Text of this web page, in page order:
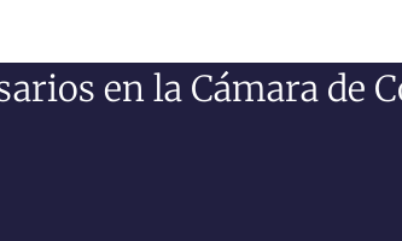
en la Cámara de